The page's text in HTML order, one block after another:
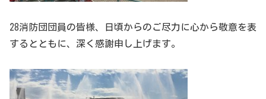
28消防団団員の皆様、日頃からのご尽力に心から敬意を表
するとともに、深く感謝申し上げます。